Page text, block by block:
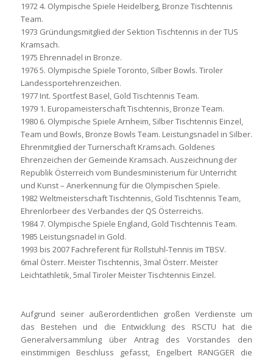
1972 4. Olympische Spiele Heidelberg, Bronze Tischtennis
Team.
1973 Gründungsmitglied der Sektion Tischtennis in der TUS
Kramsach.
1975 Ehrennadel in Bronze.
1976 5. Olympische Spiele Toronto, Silber Bowls. Tiroler
Landessportehrenzeichen.
1977 Int. Sportfest Basel, Gold Tischtennis Team.
1979 1. Europameisterschaft Tischtennis, Bronze Team.
1980 6. Olympische Spiele Arnheim, Silber Tischtennis Einzel,
Team und Bowls, Bronze Bowls Team. Leistungsnadel in Silber.
Ehrenmitglied der Turnerschaft Kramsach. Goldenes
Ehrenzeichen der Gemeinde Kramsach. Auszeichnung der
Republik Österreich vom Bundesministerium für Unterricht
und Kunst – Anerkennung für die Olympischen Spiele.
1982 Weltmeisterschaft Tischtennis, Gold Tischtennis Team,
Ehrenlorbeer des Verbandes der QS Österreichs.
1984 7. Olympische Spiele England, Gold Tischtennis Team.
1985 Leistungsnadel in Gold.
1993 bis 2007 Fachreferent für Rollstuhl-Tennis im TBSV.
6mal Österr. Meister Tischtennis, 3mal Österr. Meister
Leichtathletik, 5mal Tiroler Meister Tischtennis Einzel.
Aufgrund seiner außerordentlichen großen Verdienste um
das Bestehen und die Entwicklung des RSCTU hat die
Generalversammlung über Antrag des Vorstandes den
einstimmigen Beschluss gefasst, Engelbert RANGGER die